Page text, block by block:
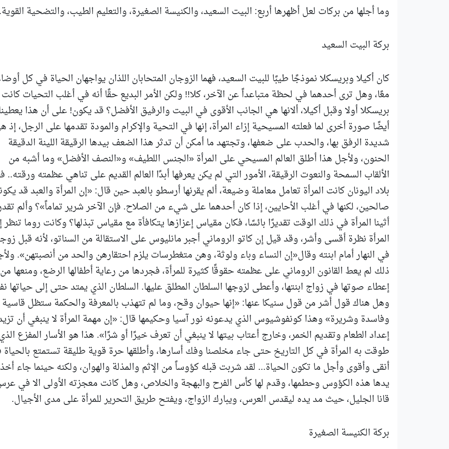
وما أجلها من بركات لعل أظهرها أربع: البيت السعيد، والكنيسة الصغيرة، والتعليم الطيب، والتضحية القوية.
بركة البيت السعيد
كان أكيلا وبريسكلا نموذجًا طيبًا للبيت السعيد، فهما الزوجان المتحابان اللذان يواجهان الحياة في كل
معًا، وهل ترى أحدهما في لحظة متباعداً عن الآخر، كلا!! ولكن الأمر البديع حقًا أنه في أغلب التحيات كانت
بريسكلا أولا وقبل أكيلا، ألانها هي الجانب الأقوى في البيت والرفيق الأفضل؟ قد يكون! على أن هذا
أيضًا صورة أخرى لما فعلته المسيحية إزاء المرأة، إنها في التحية والإكرام والمودة تقدمها على الرجل، إذ
شديدة الرفق بها، والحدب على ضعفها، وتجتهد ما أمكن أن تدثر هذا الضعف بيدها الرقيقة اللينة الدقيقة
الحنون، ولأجل هذا أطلق العالم المسيحي على المرأة «الجنس اللطيف» و«النصف الأفضل» وما أشبه من
الألقاب السمحة والنعوت الرقيقة، الأمور التي لم يكن يعرفها أبدًا العالم القديم على تناهي عظمته ورقته..
بلاد اليونان كانت المرأة تعامل معاملة وضيعة، ألم يقرنها أرسطو بالعبد حين قال: «إن المرأة والعبد قد
صالحين، لكنها في أغلب الأحايين، إذا كان أحدهما على شيء من الصلاح. فإن الآخر شرير تماماً»؟ وألم
أثينا المرأة في ذلك الوقت تقديرًا بائسًا، فكان مقياس إعزازها يتكافأة مع مقياس تبذلها؟ وكانت روما تنظر
المرأة نظرة أقسى وأشر، وقد قيل إن كاتو الروماني أجبر مانليوس على الاستقالة من السناتو، لأنه قبل
في النهار أمام ابنته وقال«إن النساء وباء ولوثة، وهن متغطرسات يلزم احتقارهن والحد من أنصبتهن».
ذلك لم يعط القانون الروماني على عظمته حقوقًا كثيرة للمرأة، فجردها من رعاية أطفالها الرضع، ومنعها من
إعطاء صوتها في زواج ابنتها، وأعطى لزوجها السلطان المطلق عليها. السلطان الذي يمتد حتى إلى حياتها
وهل هناك قول أشر من قول سنيكا عنها: «إنها حيوان وقح، وما لم تتهذب بالمعرفة والحكمة ستظل قاسية
وفاسدة وشريرة» وهذا كونفوشيوس الذي يدعونه نور آسيا وحكيمها قال: «إن مهمة المرأة لا ينبغي أن
إعداد الطعام وتقديم الخمر، وخارج أعتاب بيتها لا ينبغي أن تعرف خيرًا أو شرًا». هذا هو الأسار المفزع
طوقت به المرأة في كل التاريخ حتى جاء مخلصنا وفك أسارها، وأطلقها حرة قوية طليقة تستمتع
أنقى وأقوى وأجل ما تكون الحياة... لقد شربت قبله كؤوساً من الإثم والمذلة والهوان، ولكنه حينما جاء
يدها هذه الكؤوس وحطمها، وقدم لها كأس الفرح والبهجة والخلاص، وهل كانت معجزته الأولى الا في
قانا الجليل، حيث مد يده ليقدس العرس، ويبارك الزواج، ويفتح طريق التحرير للمرأة على مدى الأجيال.
بركة الكنيسة الصغيرة